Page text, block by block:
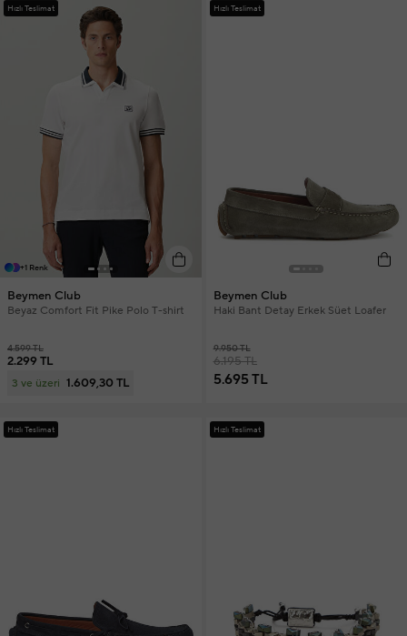
Hızlı Teslimat
+1 Renk
Beymen Club
Beyaz Comfort Fit Pike Polo T-shirt
4.599 TL
2.299 TL
3 ve üzeri 1.609,30 TL
Hızlı Teslimat
Beymen Club
Haki Bant Detay Erkek Süet Loafer
9.950 TL
6.195 TL
5.695 TL
Hızlı Teslimat Hızlı Teslimat